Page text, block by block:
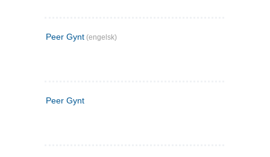
Peer Gynt (engelsk)
Peer Gynt